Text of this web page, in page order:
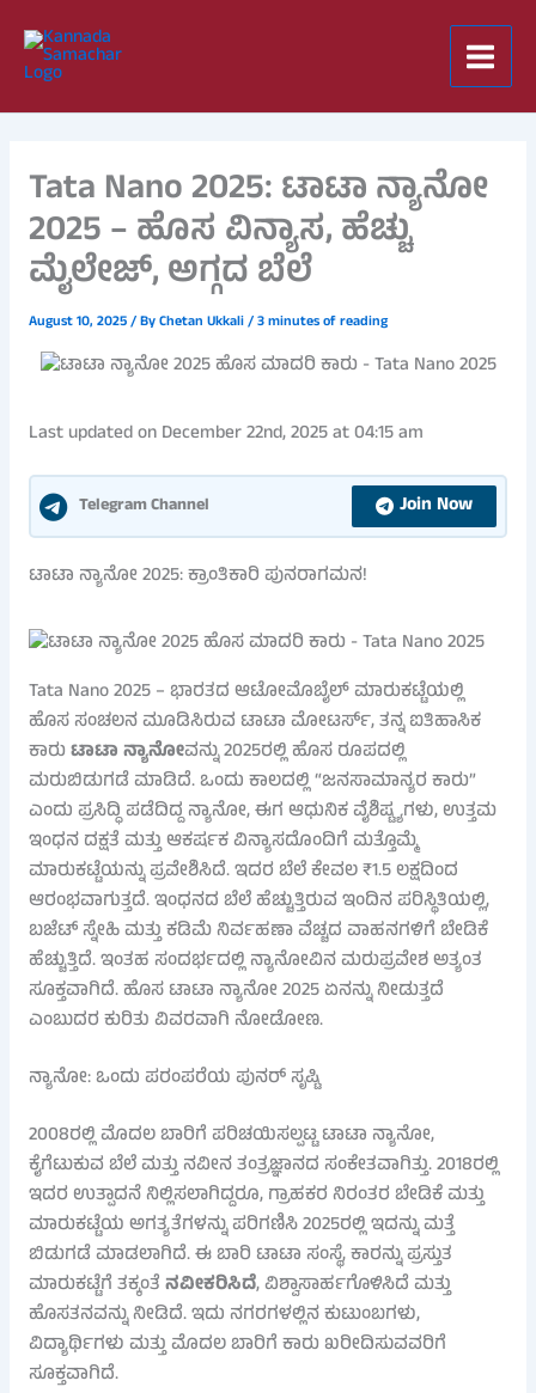
content
Tata Nano 2025: ಟಾಟಾ ನ್ಯಾನೋ
2025 – ಹೊಸ ವಿನ್ಯಾಸ, ಹೆಚ್ಚು
ಮೈಲೇಜ್, ಅಗ್ಗದ ಬೆಲೆ
August 10, 2025/ ByChetan Ukkali/3 minutes of reading
Last updated on December 22nd, 2025 at 04:15 am
Telegram Channel Join Now
ಟಾಟಾ ನ್ಯಾನೋ 2025: ಕ್ರಾಂತಿಕಾರಿ ಪುನರಾಗಮನ!
Tata Nano 2025 – ಭಾರತದ ಆಟೋಮೊಬೈಲ್ ಮಾರುಕಟ್ಟೆಯಲ್ಲಿ
ಹೊಸ ಸಂಚಲನ ಮೂಡಿಸಿರುವ ಟಾಟಾ ಮೋಟರ್ಸ್, ತನ್ನ ಐತಿಹಾಸಿಕ
ಕಾರುಟಾಟಾ ನ್ಯಾನೋವನ್ನು 2025ರಲ್ಲಿ ಹೊಸ ರೂಪದಲ್ಲಿ
ಮರುಬಿಡುಗಡೆ ಮಾಡಿದೆ. ಒಂದು ಕಾಲದಲ್ಲಿ “ಜನಸಾಮಾನ್ಯರ ಕಾರು”
ಎಂದು ಪ್ರಸಿದ್ಧಿ ಪಡೆದಿದ್ದ ನ್ಯಾನೋ, ಈಗ ಆಧುನಿಕ ವೈಶಿಷ್ಟ್ಯಗಳು, ಉತ್ತಮ
ಇಂಧನ ದಕ್ಷತೆ ಮತ್ತು ಆಕರ್ಷಕ ವಿನ್ಯಾಸದೊಂದಿಗೆ ಮತ್ತೊಮ್ಮೆ
ಮಾರುಕಟ್ಟೆಯನ್ನು ಪ್ರವೇಶಿಸಿದೆ. ಇದರ ಬೆಲೆ ಕೇವಲ ₹1.5 ಲಕ್ಷದಿಂದ
ಆರಂಭವಾಗುತ್ತದೆ. ಇಂಧನದ ಬೆಲೆ ಹೆಚ್ಚುತ್ತಿರುವ ಇಂದಿನ ಪರಿಸ್ಥಿತಿಯಲ್ಲಿ,
ಬಜೆಟ್ ಸ್ನೇಹಿ ಮತ್ತು ಕಡಿಮೆ ನಿರ್ವಹಣಾ ವೆಚ್ಚದ ವಾಹನಗಳಿಗೆ ಬೇಡಿಕೆ
ಹೆಚ್ಚುತ್ತಿದೆ. ಇಂತಹ ಸಂದರ್ಭದಲ್ಲಿ ನ್ಯಾನೋವಿನ ಮರುಪ್ರವೇಶ ಅತ್ಯಂತ
ಸೂಕ್ತವಾಗಿದೆ. ಹೊಸ ಟಾಟಾ ನ್ಯಾನೋ 2025 ಏನನ್ನು ನೀಡುತ್ತದೆ
ಎಂಬುದರ ಕುರಿತು ವಿವರವಾಗಿ ನೋಡೋಣ.
ನ್ಯಾನೋ: ಒಂದು ಪರಂಪರೆಯ ಪುನರ್ ಸೃಷ್ಟಿ
2008ರಲ್ಲಿ ಮೊದಲ ಬಾರಿಗೆ ಪರಿಚಯಿಸಲ್ಪಟ್ಟ ಟಾಟಾ ನ್ಯಾನೋ,
ಕೈಗೆಟುಕುವ ಬೆಲೆ ಮತ್ತು ನವೀನ ತಂತ್ರಜ್ಞಾನದ ಸಂಕೇತವಾಗಿತ್ತು. 2018ರಲ್ಲಿ
ಇದರ ಉತ್ಪಾದನೆ ನಿಲ್ಲಿಸಲಾಗಿದ್ದರೂ, ಗ್ರಾಹಕರ ನಿರಂತರ ಬೇಡಿಕೆ ಮತ್ತು
ಮಾರುಕಟ್ಟೆಯ ಅಗತ್ಯತೆಗಳನ್ನು ಪರಿಗಣಿಸಿ 2025ರಲ್ಲಿ ಇದನ್ನು ಮತ್ತೆ
ಬಿಡುಗಡೆ ಮಾಡಲಾಗಿದೆ. ಈ ಬಾರಿ ಟಾಟಾ ಸಂಸ್ಥೆ, ಕಾರನ್ನು ಪ್ರಸ್ತುತ
ಮಾರುಕಟ್ಟೆಗೆ ತಕ್ಕಂತೆನವೀಕರಿಸಿದೆ, ವಿಶ್ವಾಸಾರ್ಹಗೊಳಿಸಿದೆ ಮತ್ತು
ಹೊಸತನವನ್ನು ನೀಡಿದೆ. ಇದು ನಗರಗಳಲ್ಲಿನ ಕುಟುಂಬಗಳು,
ವಿದ್ಯಾರ್ಥಿಗಳು ಮತ್ತು ಮೊದಲ ಬಾರಿಗೆ ಕಾರು ಖರೀದಿಸುವವರಿಗೆ
ಸೂಕ್ತವಾಗಿದೆ.